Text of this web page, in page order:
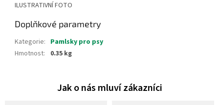
ILUSTRATIVNÍ FOTO
Doplňkové parametry
Kategorie: Pamlsky pro psy
Hmotnost: 0.35 kg